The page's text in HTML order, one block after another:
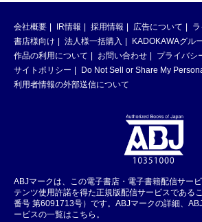
会社概要 IR情報 採用情報 広告について
書店様向け
法人様一括購入
KADOKAWAグル
作品の利用について
お問い合わせ
プライバシ
サイトポリシー
Do Not Sell or Share My
利用者情報の外部送信について
ABJマークは、この電子書店・電子書籍配信サー
テンツ使用許諾を得た正規版配信サービスである
番号 第6091713号）です。ABJマークの詳細、
ービスの一覧はこちら。